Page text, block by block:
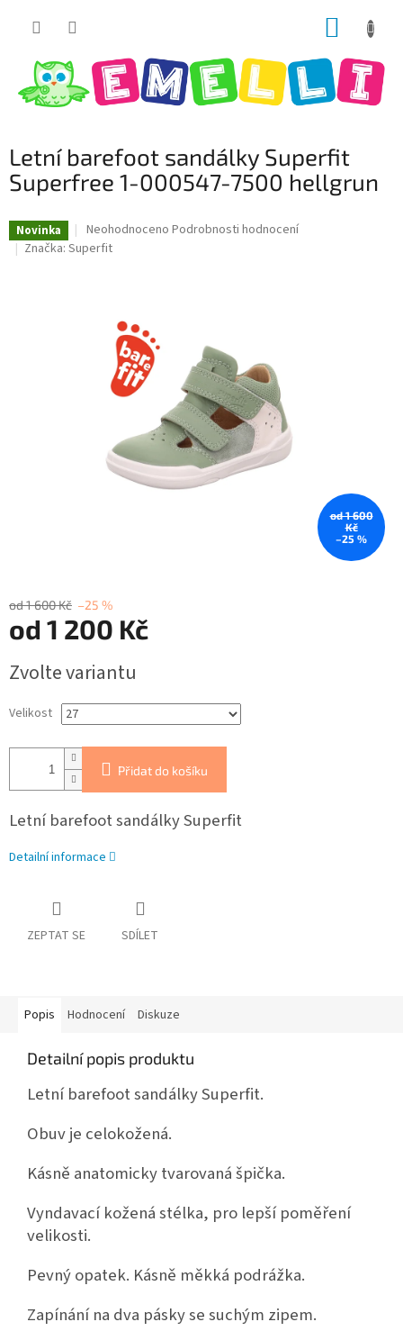
Letní barefoot sandálky Superfit
Superfree 1-000547-7500 hellgrun
Novinka
Průměrné
hodnocení
hvězdiček.
Neohodnoceno Podrobnosti hodnocení
Značka: Superfit
od 1 600
Kč
–25 %
od 1 600 Kč –25 %
od 1 200 Kč
cena:
Zvolte variantu
Velikost
Přidat do košíku
Letní barefoot sandálky Superfit
Detailní informace
ZEPTAT SE SDÍLET
Popis Hodnocení Diskuze
Detailní popis produktu
Letní barefoot sandálky Superfit.
Obuv je celokožená.
Kásně anatomicky tvarovaná špička.
Vyndavací kožená stélka, pro lepší poměření
velikosti.
Pevný opatek. Kásně měkká podrážka.
Zapínání na dva pásky se suchým zipem.